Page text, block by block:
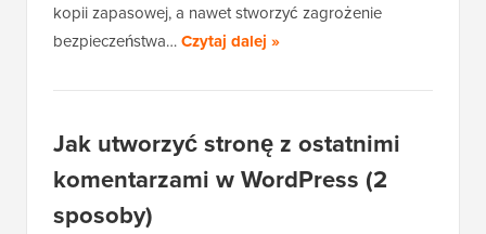
kopii zapasowej, a nawet stworzyć zagrożenie
bezpieczeństwa…Czytaj dalej »
Jak utworzyć stronę z ostatnimi
komentarzami w WordPress (2
sposoby)